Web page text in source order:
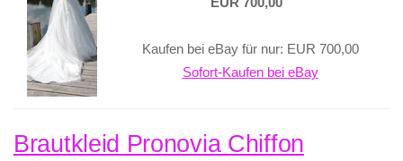
EUR 700,00
Kaufen bei eBay für nur: EUR 700,00
Sofort-Kaufen bei eBay
Brautkleid Pronovia Chiffon